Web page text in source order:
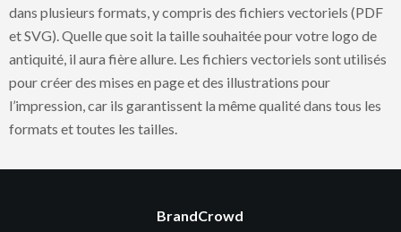
dans plusieurs formats, y compris des fichiers vectoriels (PDF
et SVG). Quelle que soit la taille souhaitée pour votre logo de
antiquité, il aura fière allure. Les fichiers vectoriels sont utilisés
pour créer des mises en page et des illustrations pour
l’impression, car ils garantissent la même qualité dans tous les
formats et toutes les tailles.
BrandCrowd